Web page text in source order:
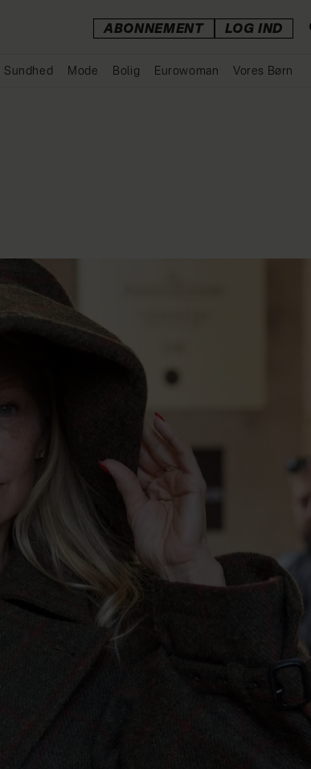
ABONNEMENT LOG IND
Sundhed Mode Bolig Eurowoman Vores Børn